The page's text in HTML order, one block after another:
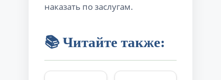
наказать по заслугам.
📚 Читайте также: